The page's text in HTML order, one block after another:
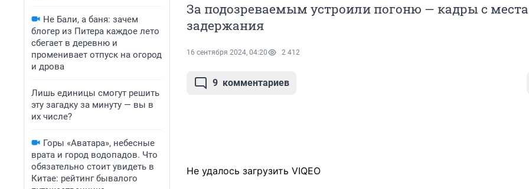
Не Бали, а баня: зачем
блогер из Питера каждое лето
сбегает в деревню и
променивает отпуск на огород
и дрова
Лишь единицы смогут решить
эту загадку за минуту — вы в
их числе?
Горы «Аватара», небесные
врата и город водопадов. Что
обязательно стоит увидеть в
Китае: рейтинг бывалого
За подозреваемым устроили погоню — кадры с места
задержания
16 сентября 2024, 04:20 2 412
9 комментариев
Не удалось загрузить VIQEO